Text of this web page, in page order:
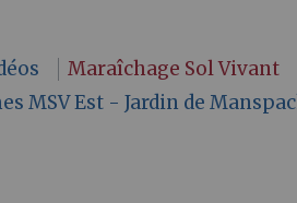
Maraîchage Sol Vivant
MSV Est - Jardin de